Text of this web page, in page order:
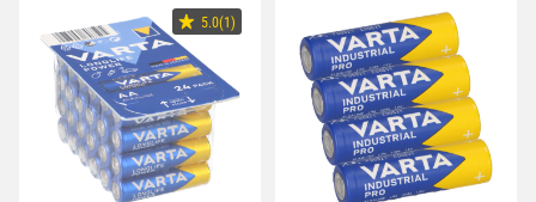
5.0(1)